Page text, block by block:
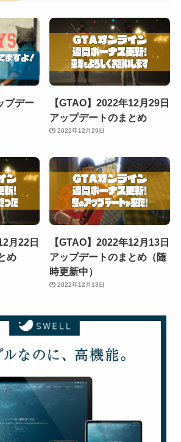
プデー
【GTAO】2022年12月29日
アップデートのまとめ
2022年12月29日
月22日
め
【GTAO】2022年12月13日
アップデートのまとめ（随
時更新中）
2022年12月13日